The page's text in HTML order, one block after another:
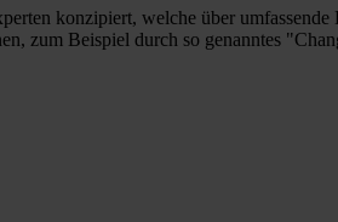
konzipiert, welche über
zum Beispiel durch so genanntes